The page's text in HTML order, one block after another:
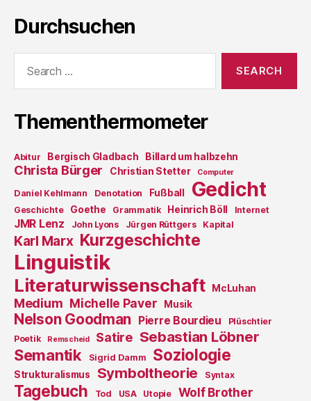
Durchsuchen
Thementhermometer
Abitur Bergisch Gladbach Billard um halbzehn
Christa Bürger Christian Stetter Computer
Daniel Kehlmann Denotation Fußball Gedicht
Geschichte Goethe Grammatik Heinrich Böll Internet
JMR Lenz John Lyons Jürgen Rüttgers Kapital
Karl Marx Kurzgeschichte
Linguistik
Literaturwissenschaft McLuhan
Medium Michelle Paver Musik
Nelson Goodman Pierre Bourdieu
Plüschtier
Poetik
Remscheid Satire Sebastian Löbner
Semantik Sigrid Damm Soziologie
Strukturalismus Symboltheorie Syntax
Tagebuch Tod USA Utopie Wolf Brother